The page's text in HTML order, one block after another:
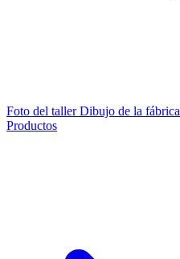
Foto del tallerDibujo de la fábrica
Productos